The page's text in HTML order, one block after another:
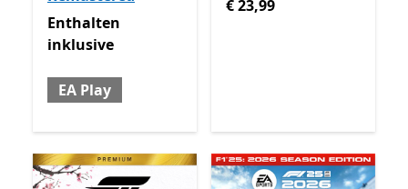
Enthalten inklusive EA Play
Enthalten
inklusive
EA Play
€ 23,99
€ 23,99